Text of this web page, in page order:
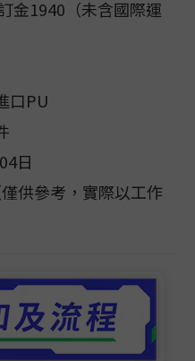
金1940（未含國際運
口PU
日
供參考，實際以工作